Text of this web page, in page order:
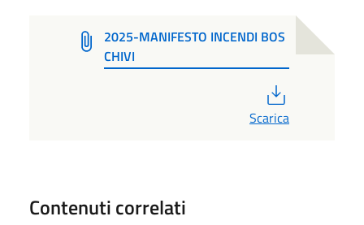
2025-MANIFESTO INCENDI BOS
CHIVI
Scarica
Contenuti correlati